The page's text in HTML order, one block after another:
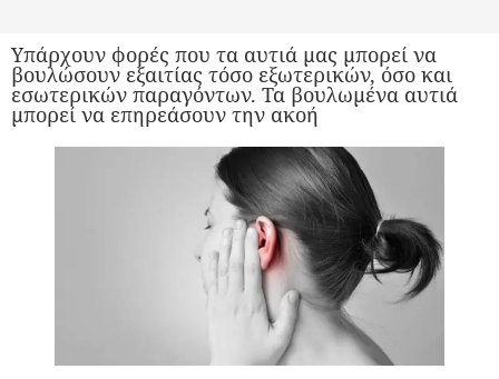
Υπάρχουν φορές που τα αυτιά μας μπορεί να
βουλώσουν εξαιτίας τόσο εξωτερικών, όσο και
εσωτερικών παραγόντων. Τα βουλωμένα αυτιά
μπορεί να επηρεάσουν την ακοή